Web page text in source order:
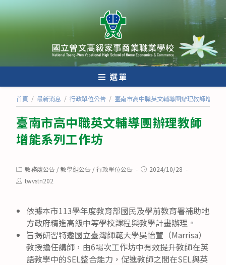
跳
轉
至
內
選單
首頁 / 最新消息 / 行政單位公告 / 臺南市高中職英文輔導團辦理教師增能系
臺南市高中職英文輔導團辦理教師
增能系列工作坊
Post
category:
教務處公告 /教學組公告 /行政單位公告
Post2024/10/28
Posttwvstn202
依據本市113學年度教育部國民及學前教育署補助地
方政府精進高級中等學校課程與教學計畫辦理。
旨揭研習特邀國立臺灣師範大學吳怡萱（Marrisa）
教授擔任講師，由6場次工作坊中有效提升教師在英
語教學中的SEL整合能力，促進教師之間在SEL與英